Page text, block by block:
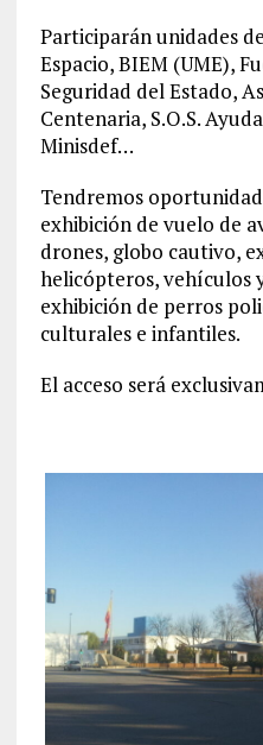
Participarán unidades
Espacio, BIEM (UME),
Seguridad del Estado,
Centenaria, S.O.S.
Minisdef…
Tendremos
exhibición de vuelo de
drones, globo cautivo,
helicópteros, vehículos
exhibición de perros
culturales e infantiles.
El acceso será